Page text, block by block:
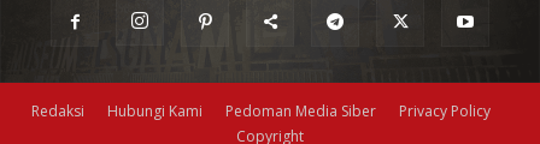
Redaksi Hubungi Kami Pedoman Media Siber
Privacy Policy
Copyright